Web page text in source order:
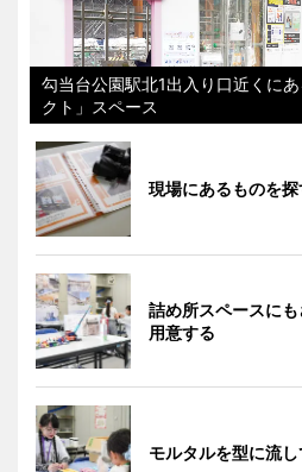
勾当台公園駅北1出入り口近くに
クト」スペース
現場にあるものを探
詰め所スペースに
用意する
モルタルを型に流